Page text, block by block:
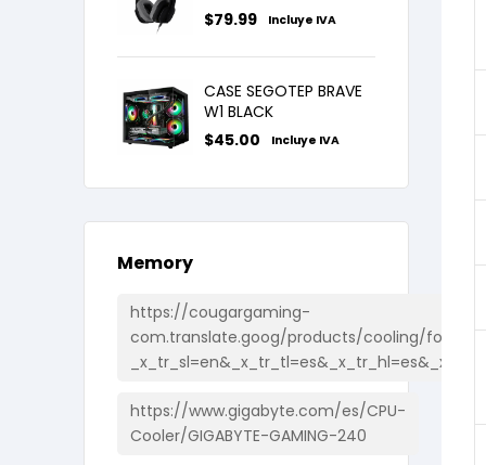
$79.99 Incluye IVA
CASE SEGOTEP BRAVE
W1 BLACK
$45.00 Incluye IVA
Memory
https://cougargaming-
com.translate.goog/products/cooling/
https://www.gigabyte.com/es/CPU-
Cooler/GIGABYTE-GAMING-240